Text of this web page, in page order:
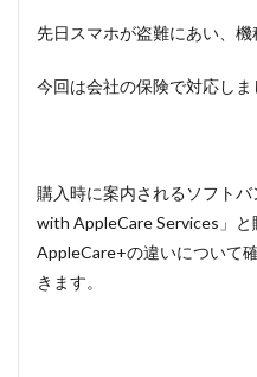
先日スマホが盗難にあい、機
今回は会社の保険で対応しま
購入時に案内されるソフト
with AppleCare Services」
AppleCare+の違いについて
きます。